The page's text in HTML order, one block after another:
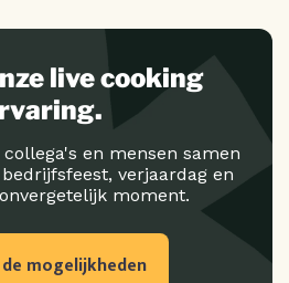
live cooking
en mensen samen
verjaardag en
moment.
mogelijkheden